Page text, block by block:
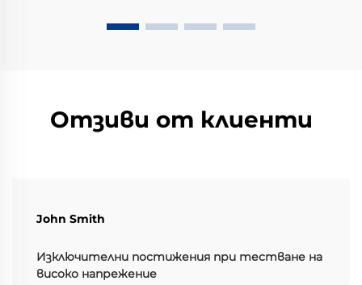
Отзиви от клиенти
John Smith
Изключителни постижения при тестване на
високо напрежение